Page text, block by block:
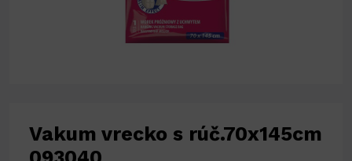
Vakum vrecko s rúč.70x145cm